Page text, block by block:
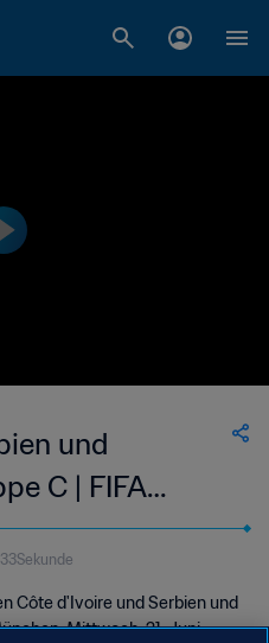
und
C | FIFA
| Spiel in voller
Côte d'Ivoire und Serbien und
Mittwoch, 21. Juni